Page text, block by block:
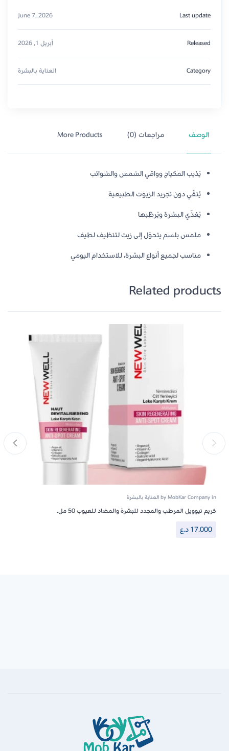
Last update
June 7, 2026
Released أبريل 1, 2026
Category العناية بالبشرة
الوصف مراجعات (0) More Products
يُذيب المكياج وواقي الشمس والشوائب
يُنقّي دون تجريد الزيوت الطبيعية
يُغذّي البشرة ويُرطّبها
ملمس بلسم يتحوّل إلى زيت لتنظيف لطيف
مناسب لجميع أنواع البشرة، للاستخدام اليومي
Related products
byMobKar Companyin العناية بالبشرة
كريم نيوويل المرطب والمجدد للبشرة والمضاد للعيوب 50 مل.
17.000د.ع